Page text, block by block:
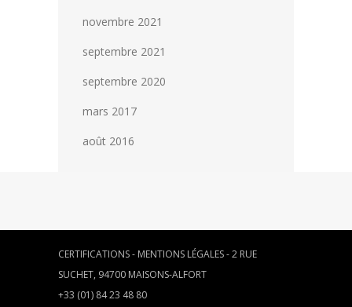
novembre 2021
septembre 2021
septembre 2020
mars 2017
août 2016
CERTIFICATIONS- MENTIONS LÉGALES- 2 RUE
SUCHET, 94700 MAISONS-ALFORT
+33 (01) 84 23 48 80